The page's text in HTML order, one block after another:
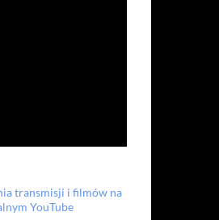
transmisji i filmów na
YouTube